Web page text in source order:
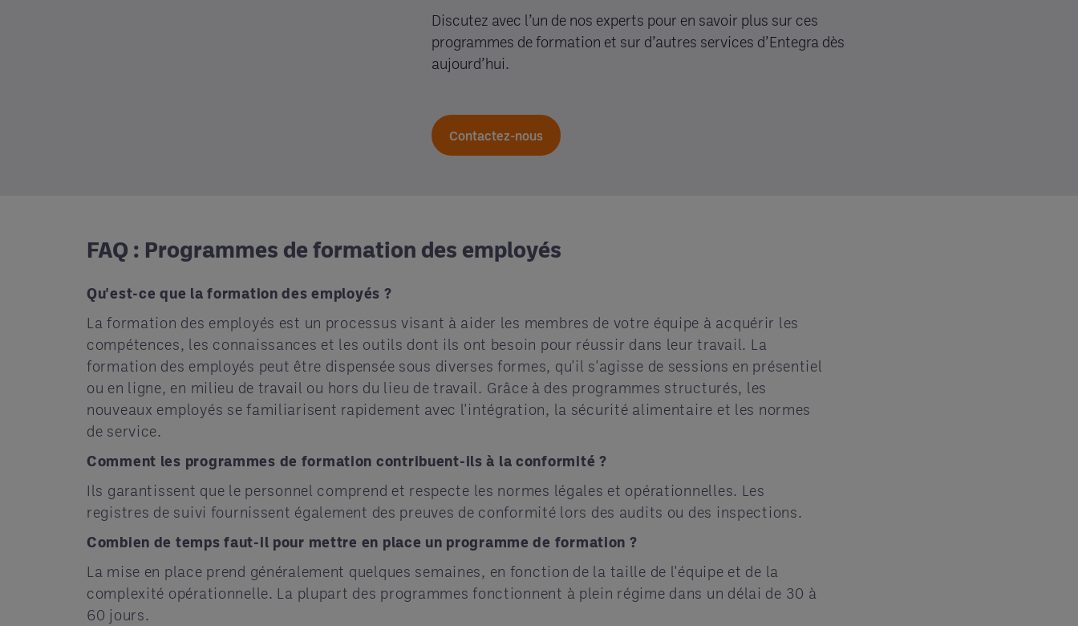
Discutez avec l’un de nos experts pour en savoir plus sur ces
programmes de formation et sur d’autres services d’Entegra dès
aujourd’hui.
Contactez-nous
FAQ : Programmes de formation des employés
Qu'est-ce que la formation des employés ?
La formation des employés est un processus visant à aider les membres de votre équipe à acquérir les
compétences, les connaissances et les outils dont ils ont besoin pour réussir dans leur travail. La
formation des employés peut être dispensée sous diverses formes, qu'il s'agisse de sessions en présentiel
ou en ligne, en milieu de travail ou hors du lieu de travail. Grâce à des programmes structurés, les
nouveaux employés se familiarisent rapidement avec l'intégration, la sécurité alimentaire et les normes
de service.
Comment les programmes de formation contribuent-ils à la conformité ?
Ils garantissent que le personnel comprend et respecte les normes légales et opérationnelles. Les
registres de suivi fournissent également des preuves de conformité lors des audits ou des inspections.
Combien de temps faut-il pour mettre en place un programme de formation ?
La mise en place prend généralement quelques semaines, en fonction de la taille de l'équipe et de la
complexité opérationnelle. La plupart des programmes fonctionnent à plein régime dans un délai de 30 à
60 jours.